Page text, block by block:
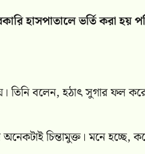
হাসপাতালে ভর্তি করা হয়
তিনি বলেন, হঠাৎ সুগার ফল
চিন্তামুক্ত। মনে হচ্ছে,